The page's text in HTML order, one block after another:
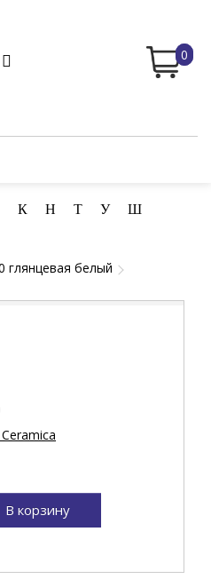
0
К Н Т У Ш
глянцевая белый
В корзину